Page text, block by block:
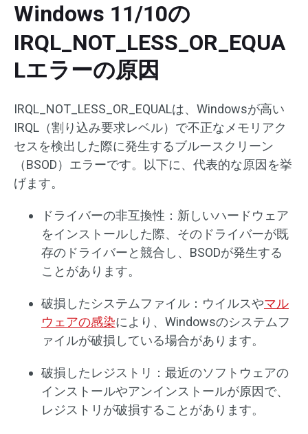
Windows 11/10の
IRQL_NOT_LESS_OR_EQUA
Lエラーの原因
IRQL_NOT_LESS_OR_EQUALは、Windowsが高い
IRQL（割り込み要求レベル）で不正なメモリアク
セスを検出した際に発生するブルースクリーン
（BSOD）エラーです。以下に、代表的な原因を挙
げます。
ドライバーの非互換性：新しいハードウェア
をインストールした際、そのドライバーが既
存のドライバーと競合し、BSODが発生する
ことがあります。
破損したシステムファイル：ウイルスやマル
ウェアの感染により、Windowsのシステムフ
ァイルが破損している場合があります。
破損したレジストリ：最近のソフトウェアの
インストールやアンインストールが原因で、
レジストリが破損することがあります。